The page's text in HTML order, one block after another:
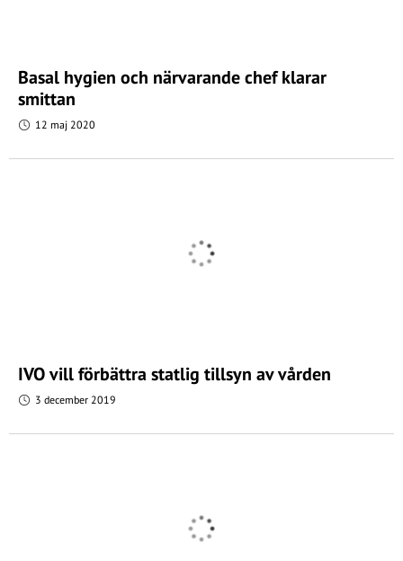
Basal hygien och närvarande chef klarar
smittan
12 maj 2020
IVO vill förbättra statlig tillsyn av vården
3 december 2019